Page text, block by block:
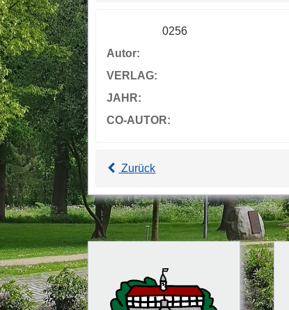
0256
Autor:
VERLAG:
JAHR:
CO-AUTOR:
Zurück